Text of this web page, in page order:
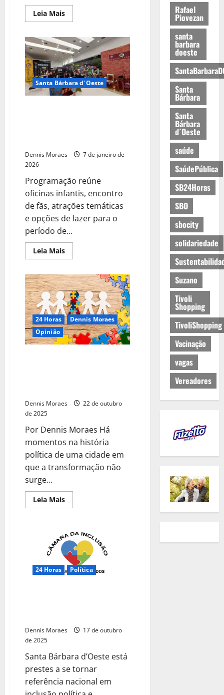
Leia Mais
Santa Bárbara d´Oeste
Dennis Moraes
7 de janeiro de
2026
Programação reúne
oficinas infantis, encontro
de fãs, atrações temáticas
e opções de lazer para o
período de...
Leia Mais
24 Horas
Dennis Moraes
Opinião
Dennis Moraes
22 de outubro
de 2025
Por Dennis Moraes Há
momentos na história
política de uma cidade em
que a transformação não
surge...
Leia Mais
24 Horas Política
Dennis Moraes
17 de outubro
de 2025
Santa Bárbara d’Oeste está
prestes a se tornar
referência nacional em
Rafael
Piovezan
santa
barbara
doeste
Santa
Bárbara
Santa
Bárbara
d´Oeste
saúde
SaúdePública
SB24Horas
SBO
sbocity
solidariedade
Suzano
Tivoli
Shopping
TivoliShopping
Vacinação
vagas
Vereadores